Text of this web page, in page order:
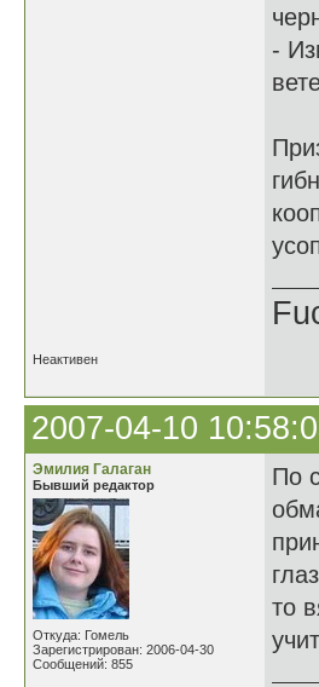
-
Неактивен
2007-04-10
Эмилия Галаган
Бывший редактор
Откуда: Гомель
Зарегистрирован: 2006-04-30
Сообщений: 855
По
то